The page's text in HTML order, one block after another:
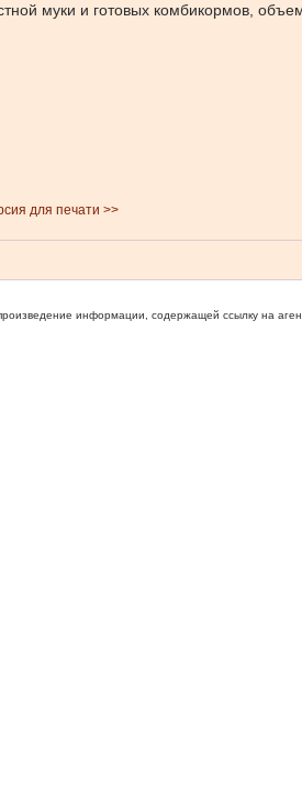
муки и готовых комбикормов,
для печати >>
информации, содержащей ссылку на